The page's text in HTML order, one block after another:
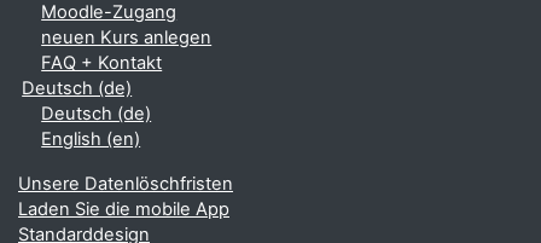
Moodle-Zugang
neuen Kurs anlegen
FAQ + Kontakt
Deutsch ‎(de)‎
Deutsch ‎(de)‎
English ‎(en)‎
Unsere Datenlöschfristen
Laden Sie die mobile App
Standarddesign